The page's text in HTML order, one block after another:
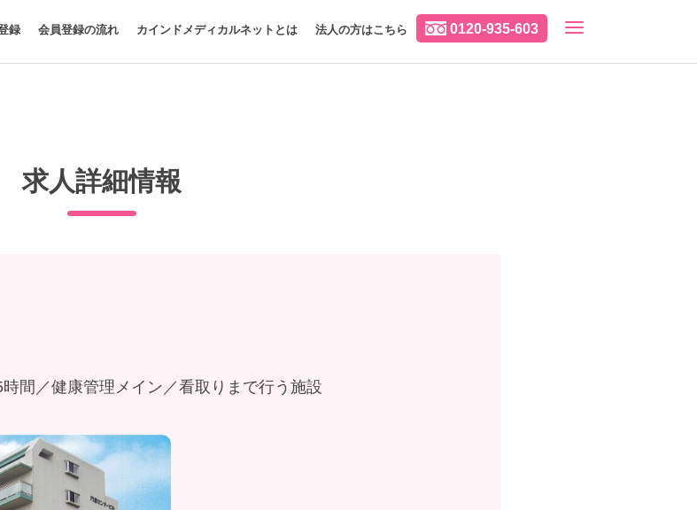
0120-935-603
録 会員登録の流れ カインドメディカルネットとは 法人の方はこちら
求人詳細情報
間／健康管理メイン／看取りまで行う施設